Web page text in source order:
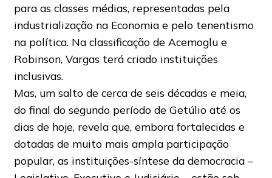
para as classes médias, representadas pela
industrialização na Economia e pelo tenentismo
na política. Na classificação de Acemoglu e
Robinson, Vargas terá criado instituições
inclusivas.
Mas, um salto de cerca de seis décadas e meia,
do final do segundo período de Getúlio até os
dias de hoje, revela que, embora fortalecidas e
dotadas de muito mais ampla participação
popular, as instituições-síntese da democracia –